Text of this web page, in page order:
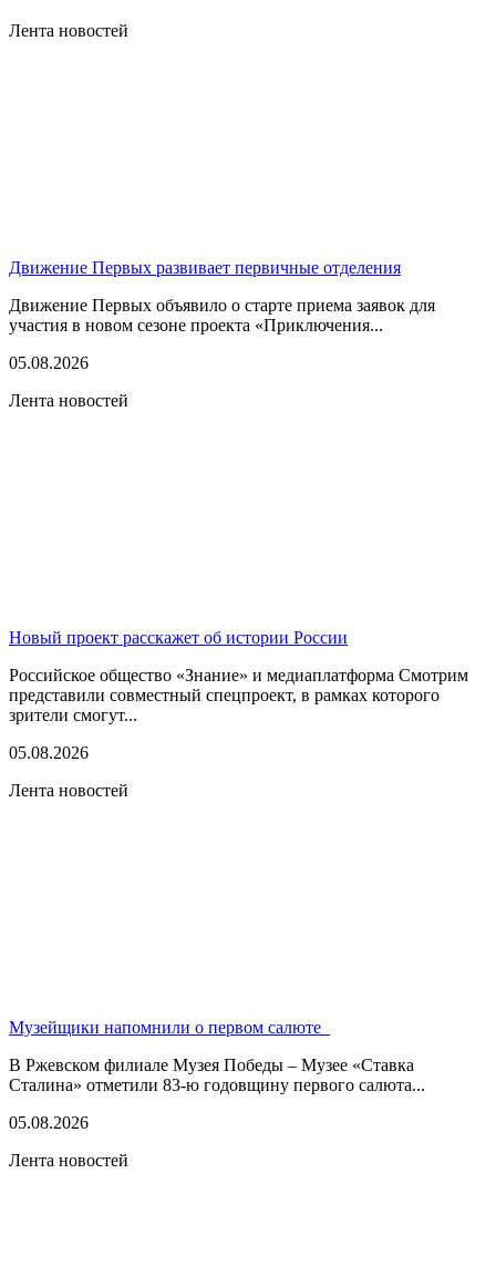
Лента новостей
Движение Первых развивает первичные отделения
Движение Первых объявило о старте приема заявок для
участия в новом сезоне проекта «Приключения...
05.08.2026
Лента новостей
Новый проект расскажет об истории России
Российское общество «Знание» и медиаплатформа Смотрим
представили совместный спецпроект, в рамках которого
зрители смогут...
05.08.2026
Лента новостей
Музейщики напомнили о первом салюте
В Ржевском филиале Музея Победы – Музее «Ставка
Сталина» отметили 83-ю годовщину первого салюта...
05.08.2026
Лента новостей